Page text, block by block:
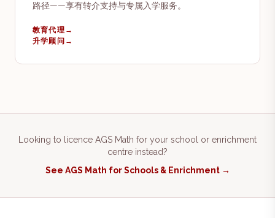
路径——享有转介支持与专属入学服务。
教育代理 →
升学顾问 →
Looking to licence AGS Math for your school or enrichment
centre instead?
See AGS Math for Schools & Enrichment →